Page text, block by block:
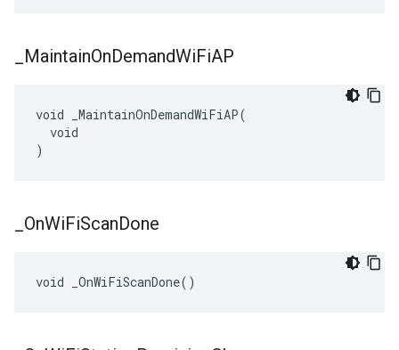
MaintainOnDemandWiFiAP
void _MaintainOnDemandWiFiAP(
  void
)
OnWiFiScanDone
void _OnWiFiScanDone()